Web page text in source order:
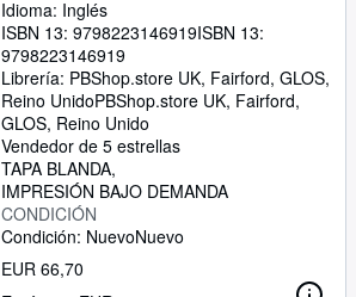
Idioma: Inglés
ISBN 13: 9798223146919ISBN 13:
9798223146919
Librería: PBShop.store UK, Fairford, GLOS,
Reino UnidoPBShop.store UK, Fairford,
GLOS, Reino Unido
Vendedor de 5 estrellas
TAPA BLANDA
IMPRESIÓN BAJO DEMANDA
CONDICIÓN
Condición: NuevoNuevo
EUR 66,70